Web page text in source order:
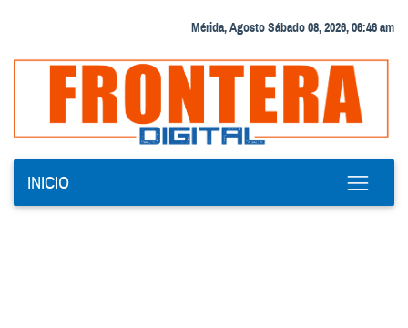
Mérida, Agosto Sábado 08, 2026, 06:46 am
INICIO